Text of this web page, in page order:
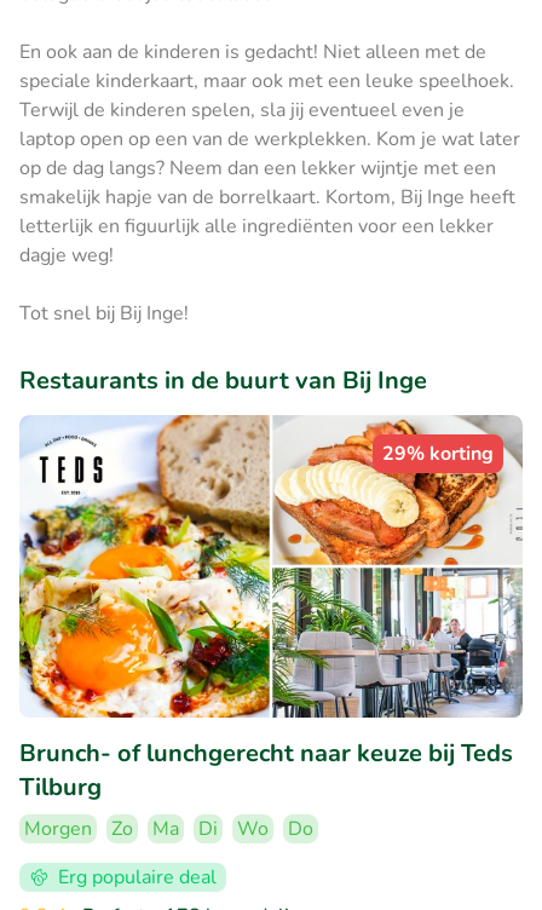
En ook aan de kinderen is gedacht! Niet alleen met de
speciale kinderkaart, maar ook met een leuke speelhoek.
Terwijl de kinderen spelen, sla jij eventueel even je
laptop open op een van de werkplekken. Kom je wat later
op de dag langs? Neem dan een lekker wijntje met een
smakelijk hapje van de borrelkaart. Kortom, Bij Inge heeft
letterlijk en figuurlijk alle ingrediënten voor een lekker
dagje weg!
Tot snel bij Bij Inge!
Restaurants in de buurt van Bij Inge
29% korting
Brunch- of lunchgerecht naar keuze bij Teds
Tilburg
Morgen Zo Ma Di Wo
Do
Erg populaire deal